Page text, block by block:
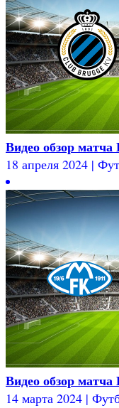
Видео обзор
18 апреля 2024 |
Видео обзор
14 марта 2024 |